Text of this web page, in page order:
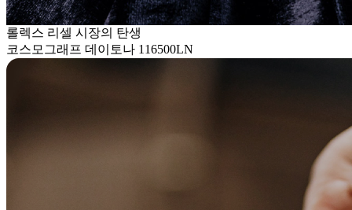
롤렉스 리셀 시장의 탄생
코스모그래프 데이토나 116500LN